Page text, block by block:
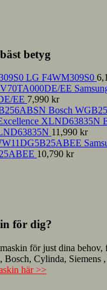
betyg
LG F4WM309S0
EE 7,990 kr
Bosch
11,990 kr
10,790 kr
för dig?
för just dina behov,
Bosch, Cylinda, Siemens
här >>